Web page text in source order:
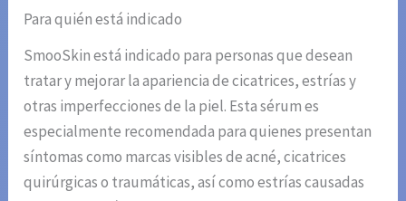
Para quién está indicado
SmooSkin está indicado para personas que desean
tratar y mejorar la apariencia de cicatrices, estrías y
otras imperfecciones de la piel. Esta sérum es
especialmente recomendada para quienes presentan
síntomas como marcas visibles de acné, cicatrices
quirúrgicas o traumáticas, así como estrías causadas